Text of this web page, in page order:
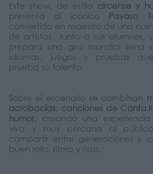
Este show, de estilo circense y
presenta al icónico Payaso
convertido en maestro de una
de artistas. Junto a sus alumnos,
prepara una gira mundial llena
idiomas, juegos y pruebas
prueba su talento.
Sobre el escenario se combinan
acrobacias, canciones de
humor, creando una experiencia
viva y muy cercana al
compartir entre generaciones y
buen rollo, ritmo y risas.